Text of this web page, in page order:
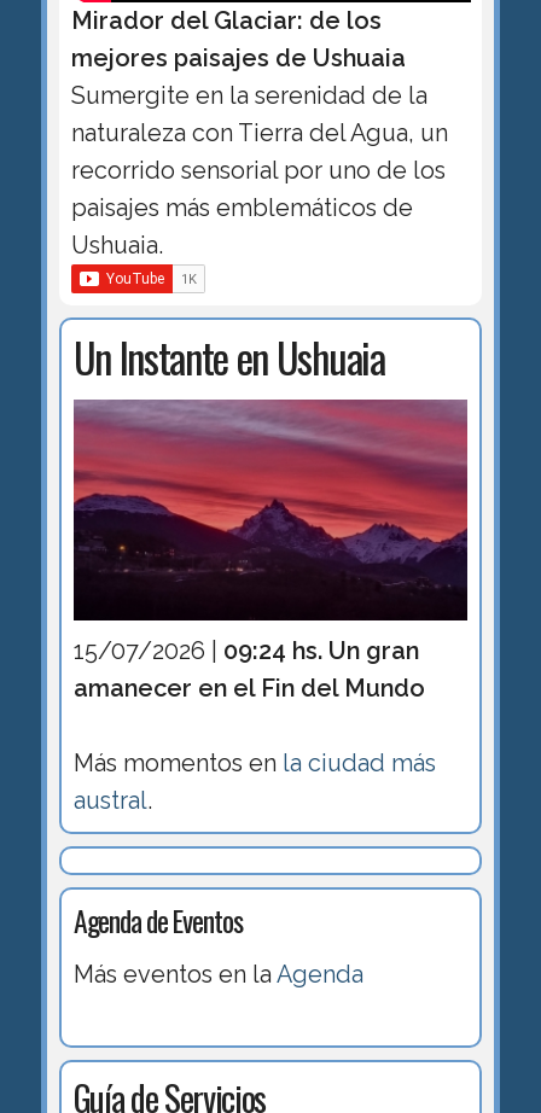
Mirador del Glaciar: de los
mejores paisajes de Ushuaia
Sumergite en la serenidad de la
naturaleza con Tierra del Agua, un
recorrido sensorial por uno de los
paisajes más emblemáticos de
Ushuaia.
Un Instante en Ushuaia
15/07/2026 | 09:24 hs. Un gran
amanecer en el Fin del Mundo
Más momentos en la ciudad más
austral.
Agenda de Eventos
Más eventos en la Agenda
Guía de Servicios